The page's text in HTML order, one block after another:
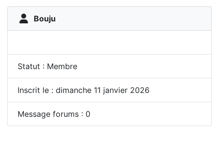
Bouju
Statut : Membre
Inscrit le : dimanche 11 janvier 2026
Message forums : 0